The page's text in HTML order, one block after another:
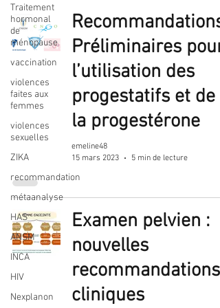
Traitement
hormonal
de
ménopause
vaccination
violences
faites aux
femmes
violences
sexuelles
ZIKA
recommandation
métaanalyse
HAS
ANSM
INCA
HIV
Nexplanon
Recommandations
Préliminaires pour
l’utilisation des
progestatifs et de
la progestérone
emeline48
15 mars 2023
5 min de lecture
Examen pelvien :
nouvelles
recommandations
cliniques